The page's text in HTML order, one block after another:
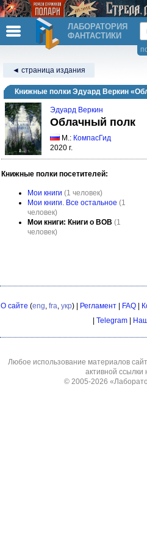
ЛАБОРАТОРИЯ
ФАНТАСТИКИ
◄ страница издания
Книжные полки Эдуард Веркин
Эдуард Веркин
Облачный полк
М.: КомпасГид
2020 г.
Книжные полки посетителей:
Мои книги (1 человек)
Мои книги. Все остальное (1
человек)
Мои книги: Книги о ВОВ (1
человек)
О сайте (eng, fra, укр) | Регламент| FAQ|
Telegram
Любое использование материалов
активной ссылки
© 2005-2026